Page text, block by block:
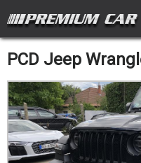
PCD Jeep